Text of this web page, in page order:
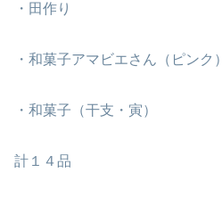
・田作り
・和菓子アマビエさん（ピンク）
・和菓子（干支・寅）
計１４品